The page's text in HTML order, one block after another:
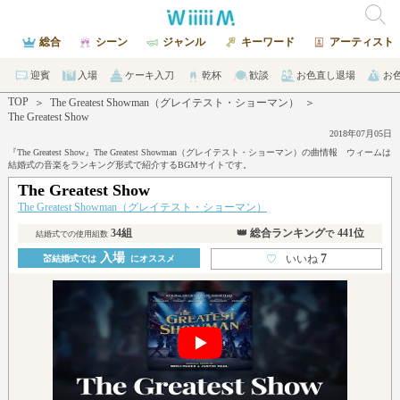
総合 シーン ジャンル キーワード アーティスト
迎賓 入場 ケーキ入刀 乾杯 歓談 お色直し退場 お
TOP ＞ The Greatest Showman（グレイテスト・ショーマン）
＞
The Greatest Show
2018年07月05日
『The Greatest Show』The Greatest Showman（グレイテスト・ショーマン）の曲情報 ウィームは
結婚式の音楽をランキング形式で紹介するBGMサイトです。
The Greatest Show
The Greatest Showman（グレイテスト・ショーマン）
結婚式での使用組数34組 👑 総合ランキングで 441位
💒結婚式では入場 にオススメ ♡ いいね7